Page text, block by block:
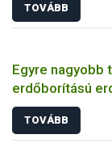
TOVÁBB
Egyre nagyobb
erdőborítású
TOVÁBB